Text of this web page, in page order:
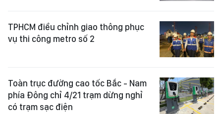
TPHCM điều chỉnh giao thông phục
vụ thi công metro số 2
Toàn trục đường cao tốc Bắc - Nam
phía Đông chỉ 4/21 trạm dừng nghỉ
có trạm sạc điện